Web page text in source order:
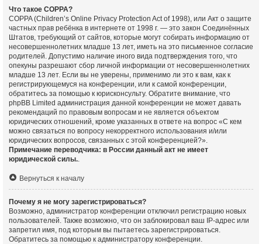
Что такое COPPA?
COPPA (Children’s Online Privacy Protection Act of 1998), или Акт о защите
частных прав ребёнка в интернете от 1998 г. — это закон Соединённых
Штатов, требующий от сайтов, которые могут собирать информацию от
несовершеннолетних младше 13 лет, иметь на это письменное согласие
родителей. Допустимо наличие иного вида подтверждения того, что
опекуны разрешают сбор личной информации от несовершеннолетних
младше 13 лет. Если вы не уверены, применимо ли это к вам, как к
регистрирующемуся на конференции, или к самой конференции,
обратитесь за помощью к юрисконсульту. Обратите внимание, что
phpBB Limited администрация данной конференции не может давать
рекомендаций по правовым вопросам и не является объектом
юридических отношений, кроме указанных в ответе на вопрос «С кем
можно связаться по вопросу некорректного использования и/или
юридических вопросов, связанных с этой конференцией?».
Примечание переводчика: в России данный акт не имеет
юридической силы..
Вернуться к началу
Почему я не могу зарегистрироваться?
Возможно, администратор конференции отключил регистрацию новых
пользователей. Также возможно, что он заблокировал ваш IP-адрес или
запретил имя, под которым вы пытаетесь зарегистрироваться.
Обратитесь за помощью к администратору конференции.